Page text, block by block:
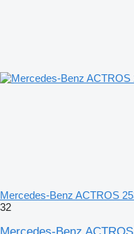
Mercedes-Benz ACTROS
32